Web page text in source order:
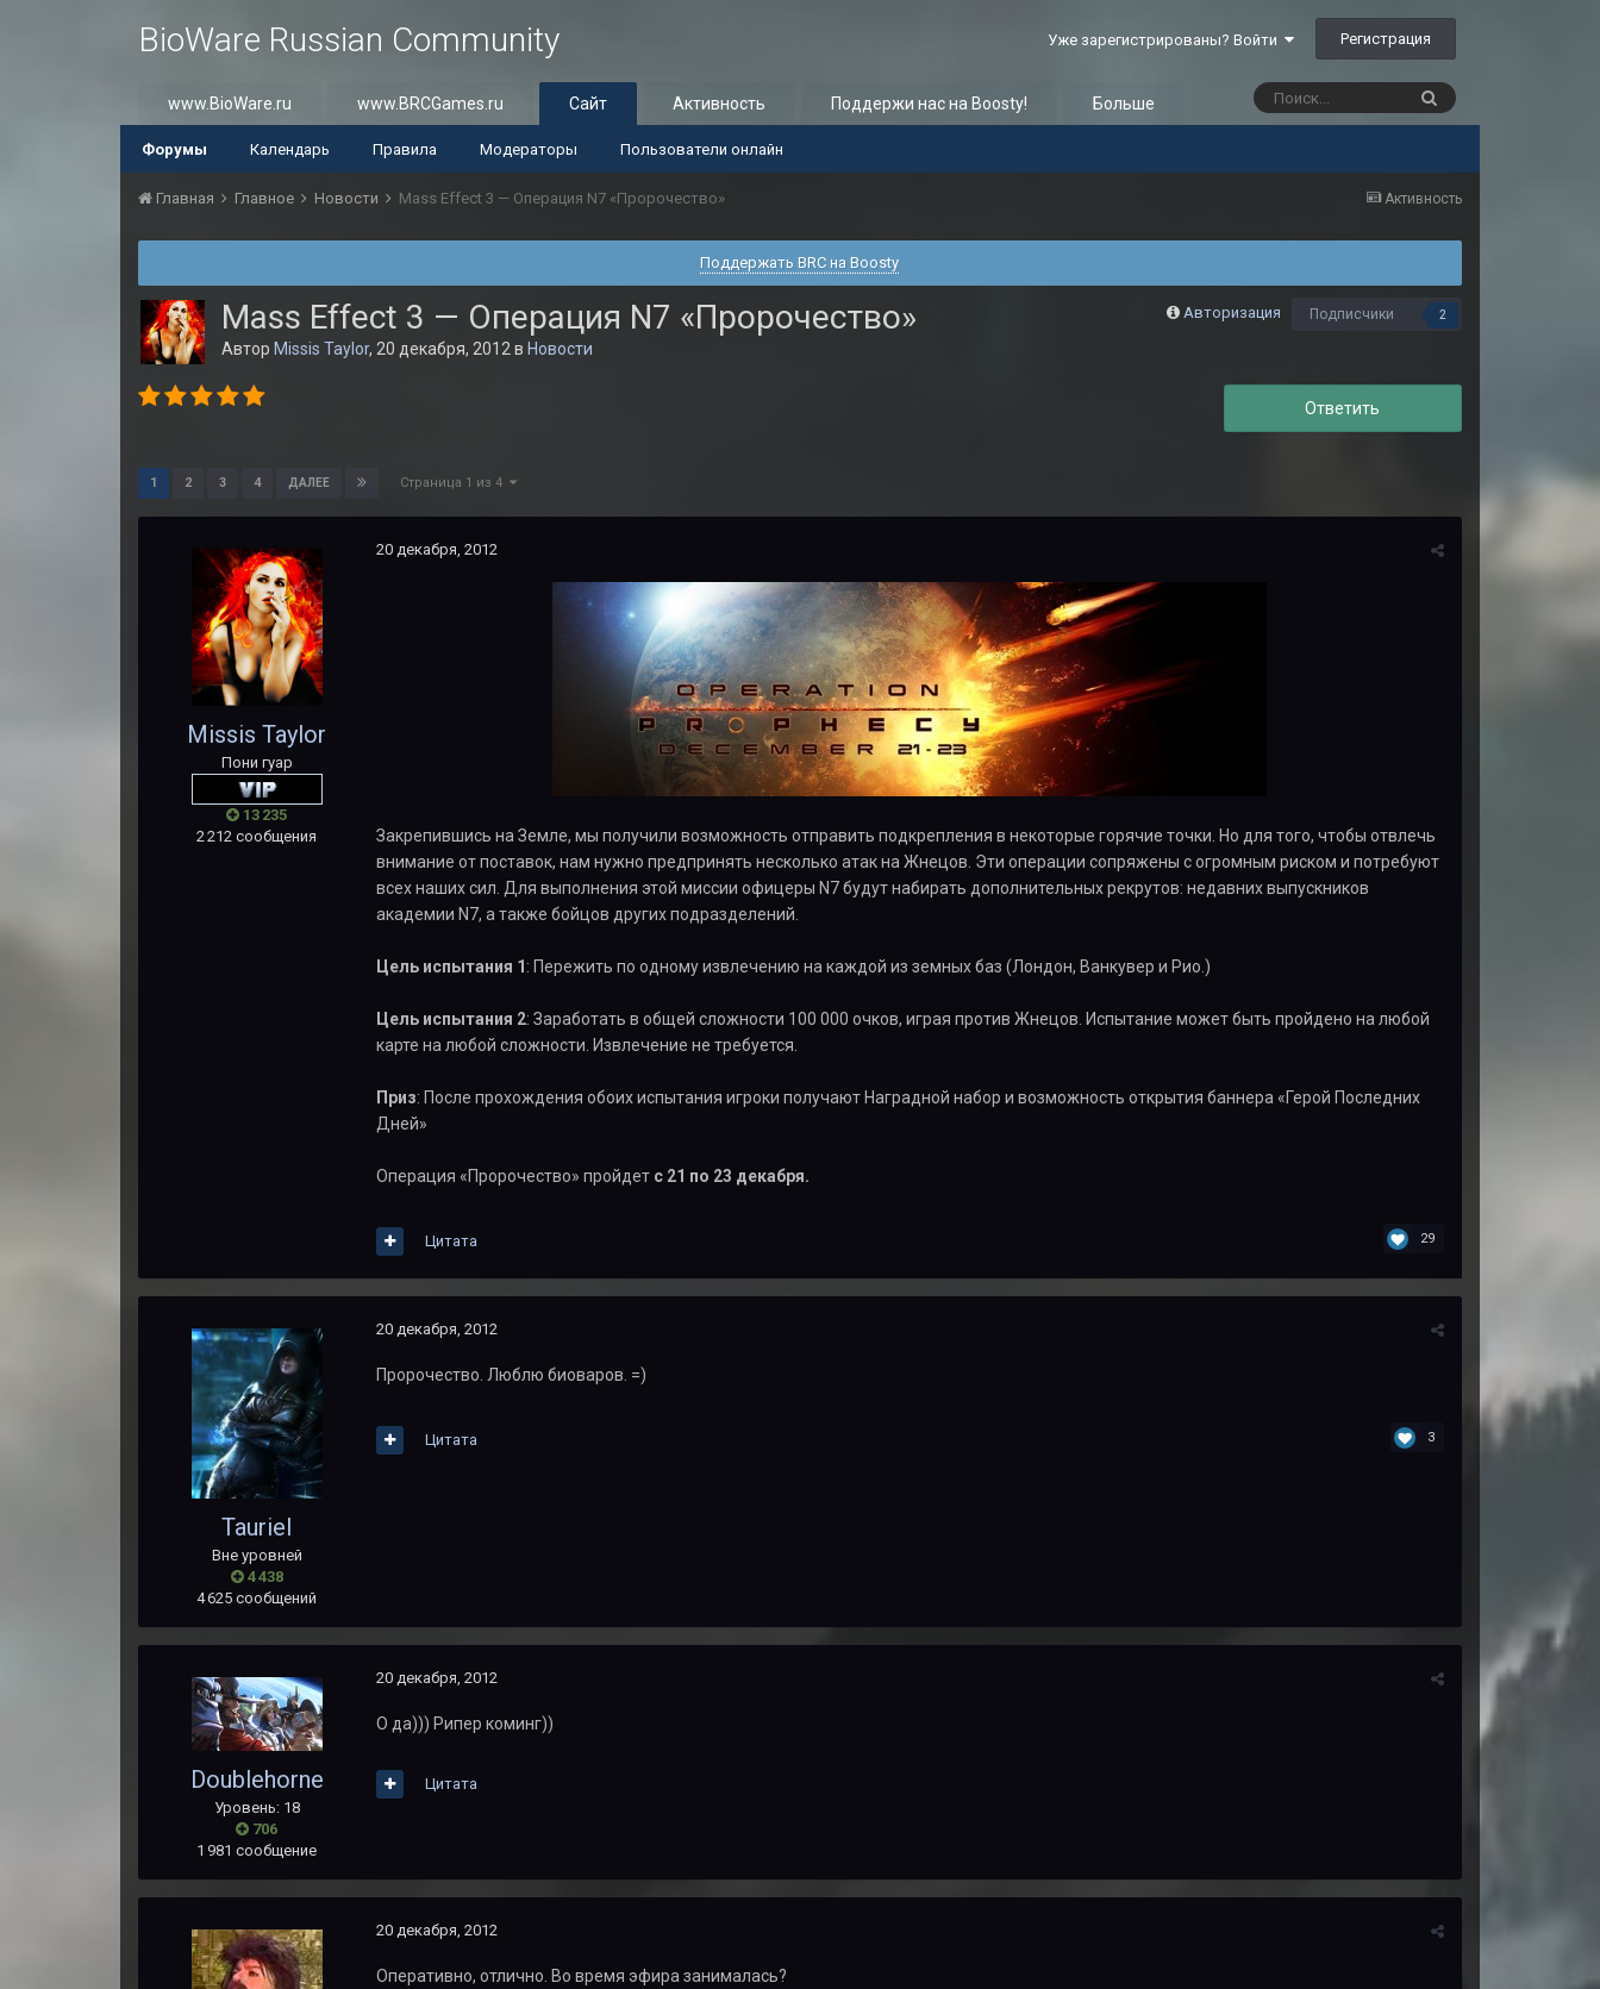
BioWare Russian Community Уже зарегистрированы? Войти Регистрация
www.BioWare.ru www.BRCGames.ru Сайт
Форумы Календарь Правила Модераторы Пользователи онлайн
Активность Поддержи нас на Boosty! Больше
Активность
Главная Главное Новости Mass Effect 3 — Операция N7 «Пророчество»
Поддержать BRC на Boosty
Авторизация Подписчики 2
Mass Effect 3 — Операция N7 «Пророчество»
Автор Missis Taylor, 20 декабря, 2012 в Новости
Ответить
1 2 3 4 ДАЛЕЕ Страница 1 из 4
Missis Taylor
Пони гуар
13 235
2 212 сообщения
20 декабря, 2012
Закрепившись на Земле, мы получили возможность отправить подкрепления в некоторые горячие точки. Но для того, чтобы отвлечь
внимание от поставок, нам нужно предпринять несколько атак на Жнецов. Эти операции сопряжены с огромным риском и потребуют
всех наших сил. Для выполнения этой миссии офицеры N7 будут набирать дополнительных рекрутов: недавних выпускников
академии N7, а также бойцов других подразделений.
Цель испытания 1 : Пережить по одному извлечению на каждой из земных баз (Лондон, Ванкувер и Рио.)
Цель испытания 2: Заработать в общей сложности 100 000 очков, играя против Жнецов. Испытание может быть пройдено на любой
карте на любой сложности. Извлечение не требуется.
Приз: После прохождения обоих испытания игроки получают Наградной набор и возможность открытия баннера «Герой Последних
Дней»
Операция «Пророчество» пройдет с 21 по 23 декабря.
29
Цитата
Tauriel
Вне уровней
4 438
4 625 сообщений
20 декабря, 2012
Пророчество. Люблю биоваров. =)
3
Цитата
Doublehorne
Уровень: 18
706
1 981 сообщение
20 декабря, 2012
О да))) Рипер коминг))
Цитата
20 декабря, 2012
Оперативно, отлично. Во время эфира занималась?